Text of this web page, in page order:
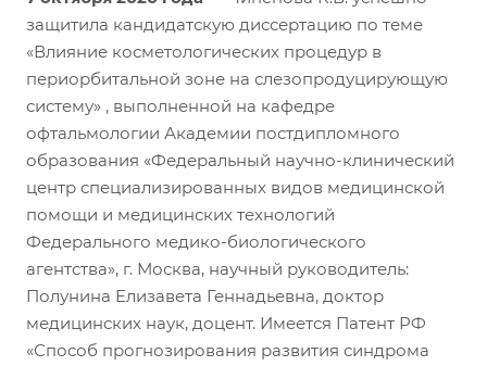
защитила кандидатскую диссертацию по теме
«Влияние косметологических процедур в
периорбитальной зоне на слезопродуцирующую
систему» , выполненной на кафедре
офтальмологии Академии постдипломного
образования «Федеральный научно-клинический
центр специализированных видов медицинской
помощи и медицинских технологий
Федерального медико-биологического
агентства», г. Москва, научный руководитель:
Полунина Елизавета Геннадьевна, доктор
медицинских наук, доцент. Имеется Патент РФ
«Способ прогнозирования развития синдрома